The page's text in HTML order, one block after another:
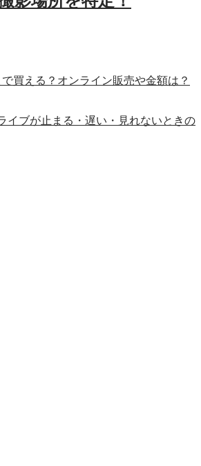
買える？オンライン販売や金額は？
イブが止まる・遅い・見れないときの